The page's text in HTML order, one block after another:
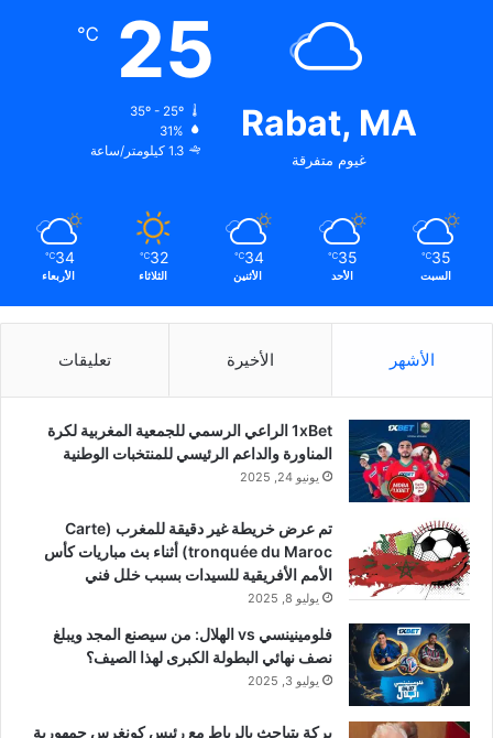
Rabat, MA
غيوم متفرقة
25
℃
35º - 25º
31%
1.3 كيلومتر/ساعة
35
℃
السبت
35
℃
الأحد
34
℃
الأثنين
32
℃
الثلاثاء
34
℃
الأربعاء
الأشهر الأخيرة تعليقات
1xBet الراعي الرسمي للجمعية المغربية لكرة
المناورة والداعم الرئيسي للمنتخبات الوطنية
يونيو 24, 2025
تم عرض خريطة غير دقيقة للمغرب (Carte
tronquée du Maroc) أثناء بث مباريات كأس
الأمم الأفريقية للسيدات بسبب خلل فني
يوليو 8, 2025
فلومينينسي vs الهلال: من سيصنع المجد ويبلغ
نصف نهائي البطولة الكبرى لهذا الصيف؟
يوليو 3, 2025
بركة يتباحث بالرباط مع رئيس كونغرس جمهورية